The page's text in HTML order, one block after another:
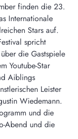
finden die 23.
Internationale
Stars auf.
spricht
die Gastspiele
Youtube-Star
Aiblings
Leister
Wiedemann.
und die
Abend und die